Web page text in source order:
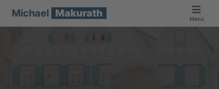
Michael Makurath Menü